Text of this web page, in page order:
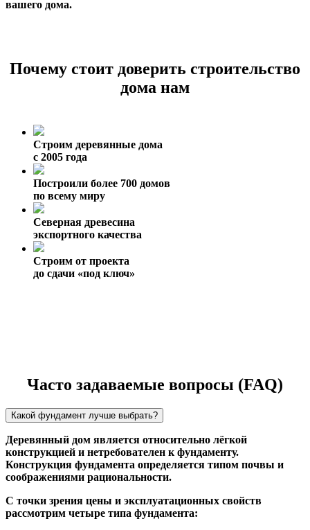
вашего дома.
Почему стоит доверить строительство
дома нам
Строим деревянные дома
с 2005 года
Построили более 700 домов
по всему миру
Северная древесина
экспортного качества
Строим от проекта
до сдачи «под ключ»
Часто задаваемые вопросы (FAQ)
Какой фундамент лучше выбрать?
Деревянный дом является относительно лёгкой
конструкцией и нетребователен к фундаменту.
Конструкция фундамента определяется типом почвы и
соображениями рациональности.
С точки зрения цены и эксплуатационных свойств
рассмотрим четыре типа фундамента: